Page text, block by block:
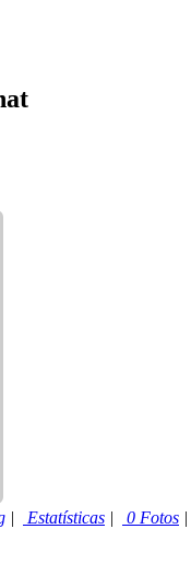
| Estatísticas | 0 Fotos